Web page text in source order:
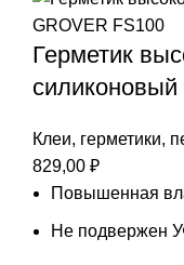
Герметик
Клеи, герметики,
829,00 ₽
Повышенная
Не подвержен